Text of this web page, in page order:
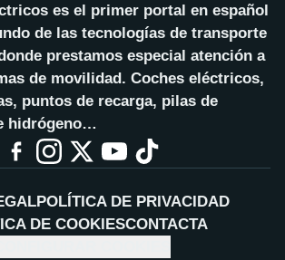
es el primer portal en español
de las tecnologías de transporte
prestamos especial atención a
de movilidad. Coches eléctricos,
puntos de recarga, pilas de
hidrógeno…
POLÍTICA DE PRIVACIDAD
DE COOKIESCONTACTA